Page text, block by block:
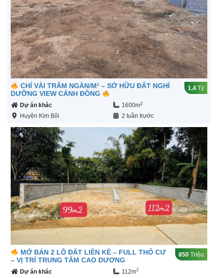
CHỈ VÀI TRĂM NGÀN/M² – SỞ HỮU ĐẤT NGHỈ
DƯỠNG VIEW CÁNH ĐỒNG
1,4 Tỷ
Dự án khác 1600m2
Huyện Kim Bôi 2 tuần trước
MỞ BÁN 2 LÔ ĐẤT LIỀN KỀ – FULL THỔ CƯ
– VỊ TRÍ TRUNG TÂM CAO DƯƠNG
850 Triệu
Dự án khác 112m2